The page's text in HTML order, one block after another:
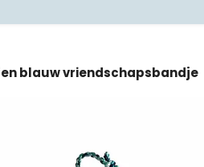
blauw vriendschapsbandje